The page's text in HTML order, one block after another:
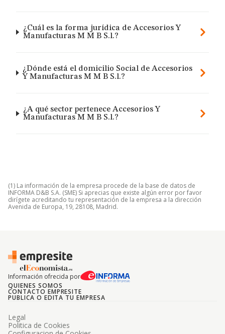
¿Cuál es la forma jurídica de Accesorios Y
Manufacturas M M B S.l.?
¿Dónde está el domicilio Social de Accesorios
Y Manufacturas M M B S.l.?
¿A qué sector pertenece Accesorios Y
Manufacturas M M B S.l.?
(1) La información de la empresa procede de la base de datos de
INFORMA D&B S.A. (SME) Si aprecias que existe algún error por favor
dirígete acreditando tu representación de la empresa a la dirección
Avenida de Europa, 19, 28108, Madrid.
Información ofrecida por
QUIENES SOMOS
CONTACTO EMPRESITE
PUBLICA O EDITA TU EMPRESA
Legal
Politica de Cookies